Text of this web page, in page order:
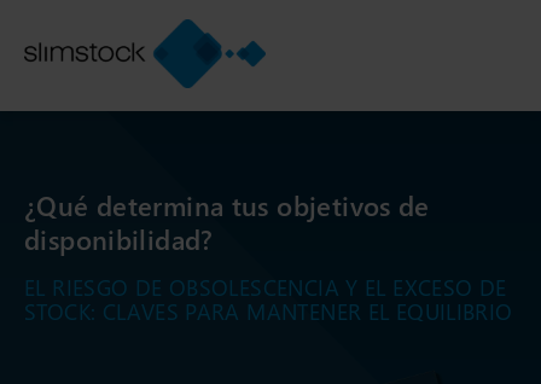
¿Qué determina tus objetivos de
disponibilidad?
EL RIESGO DE OBSOLESCENCIA Y EL EXCESO DE
STOCK: CLAVES PARA MANTENER EL EQUILIBRIO